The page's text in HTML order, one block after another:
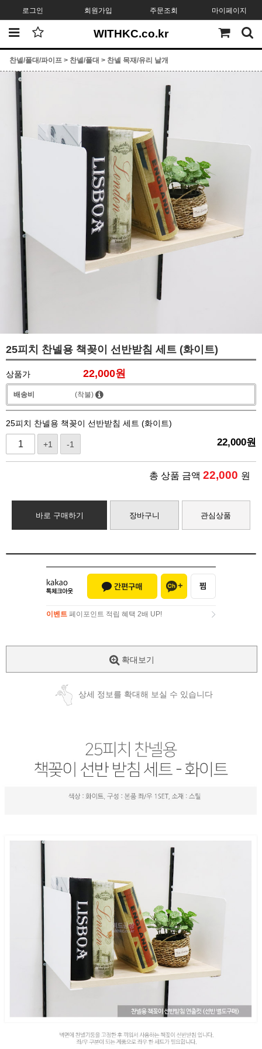
로그인 회원가입 주문조회 마이페이지
WITHKC.co.kr
찬넬/폴대/파이프 > 찬넬/폴대 > 찬넬 목재/유리 날개
25피치 찬넬용 책꽂이 선반받침 세트 (화이트)
상품가 22,000원
배송비 (착불)
25피치 찬넬용 책꽂이 선반받침 세트 (화이트)
+1 -1 22,000원
총 상품 금액 22,000 원
바로 구매하기 장바구니 관심상품
이벤트 페이포인트 적립 혜택 2배 UP!
확대보기
상세 정보를 확대해 보실 수 있습니다